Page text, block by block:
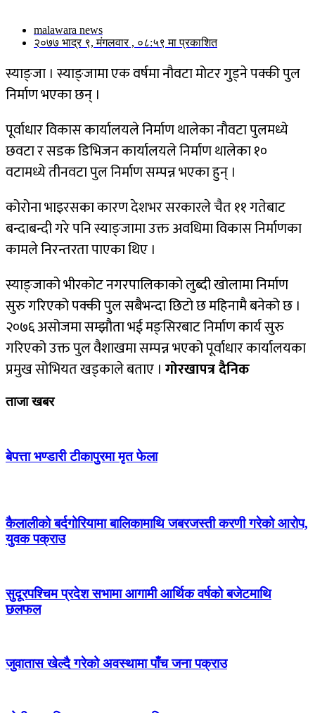
malawara news
२०७७ भाद्र ९, मंगलवार , ०८:५९ मा प्रकाशित
स्याङ्जा । स्याङ्जामा एक वर्षमा नौवटा मोटर गुड्ने पक्की पुल
निर्माण भएका छन् ।
पूर्वाधार विकास कार्यालयले निर्माण थालेका नौवटा पुलमध्ये
छवटा र सडक डिभिजन कार्यालयले निर्माण थालेका १०
वटामध्ये तीनवटा पुल निर्माण सम्पन्न भएका हुन् ।
कोरोना भाइरसका कारण देशभर सरकारले चैत ११ गतेबाट
बन्दाबन्दी गरे पनि स्याङ्जामा उक्त अवधिमा विकास निर्माणका
कामले निरन्तरता पाएका थिए ।
स्याङ्जाको भीरकोट नगरपालिकाको लुब्दी खोलामा निर्माण
सुरु गरिएको पक्की पुल सबैभन्दा छिटो छ महिनामै बनेको छ ।
२०७६ असोजमा सम्झौता भई मङ्सिरबाट निर्माण कार्य सुरु
गरिएको उक्त पुल वैशाखमा सम्पन्न भएको पूर्वाधार कार्यालयका
प्रमुख सोभियत खड्काले बताए । गोरखापत्र दैनिक
ताजा खबर
बेपत्ता भण्डारी टीकापुरमा मृत फेला
कैलालीको बर्दगोरियामा बालिकामाथि जबरजस्ती करणी गरेको आरोप,
युवक पक्राउ
सुदूरपश्चिम प्रदेश सभामा आगामी आर्थिक वर्षको बजेटमाथि
छलफल
जुवातास खेल्दै गरेको अवस्थामा पाँच जना पक्राउ